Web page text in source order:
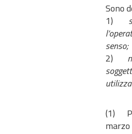
Sono
1)
senso;
2)
(1)